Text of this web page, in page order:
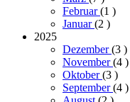
Februar(1 )
Januar(2 )
2025
Dezember(3 )
November(4 )
Oktober(3 )
September(4 )